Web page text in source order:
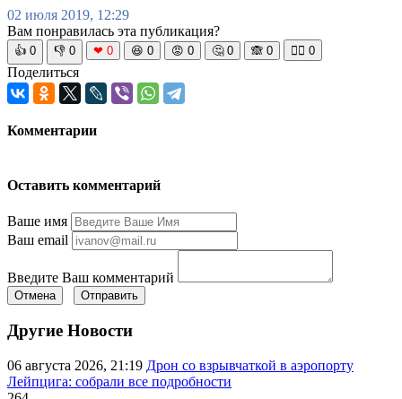
02 июля 2019, 12:29
Вам понравилась эта публикация?
👍 0 👎 0 ❤ 0 😆 0 😡 0 🤔 0 🙈 0 🧘‍♀️ 0
Поделиться
Комментарии
Оставить комментарий
Ваше имя
Ваш email
Введите Ваш комментарий
Отмена Отправить
Другие Новости
06 августа 2026, 21:19 Дрон со взрывчаткой в аэропорту
Лейпцига: собрали все подробности